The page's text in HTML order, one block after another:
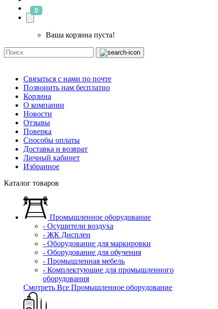
0
Ваша корзина пуста!
Связаться с нами по почте
Позвонить нам бесплатно
Корзина
О компании
Новости
Отзывы
Поверка
Способы оплаты
Доставка и возврат
Личный кабинет
Избранное
Каталог товаров
Промышленное оборудование
- Осушители воздуха
- ЖК Дисплеи
- Оборудование для маркировки
- Оборудование для обучения
- Промышленная мебель
- Комплектующие для промышленного
оборудования
Смотреть Все Промышленное оборудование